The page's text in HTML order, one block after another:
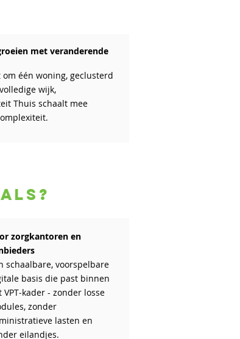
met veranderende
één woning, geclusterd
wijk,
Thuis schaalt mee
zorgkantoren en
schaalbare, voorspelbare
basis die past binnen
VPT‑kader - zonder losse
zonder
lasten en
eilandjes.